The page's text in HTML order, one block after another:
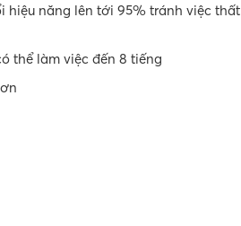
hiệu năng lên tới 95% tránh việc
thể làm việc đến 8 tiếng